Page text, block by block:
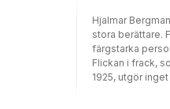
Hjalmar
stora berättare.
färgstarka
Flickan i frack,
1925, utgör